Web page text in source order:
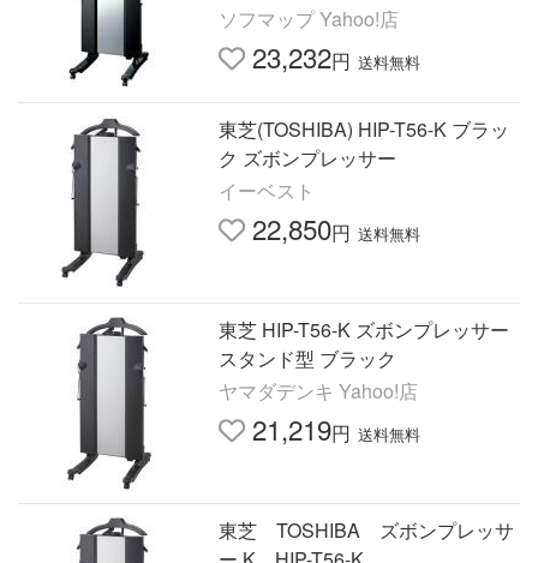
ソフマップ Yahoo!店
23,232円 送料無料
東芝(TOSHIBA) HIP-T56-K ブラッ
ク ズボンプレッサー
イーベスト
22,850円 送料無料
東芝 HIP-T56-K ズボンプレッサー
スタンド型 ブラック
ヤマダデンキ Yahoo!店
21,219円 送料無料
東芝 TOSHIBA ズボンプレッサ